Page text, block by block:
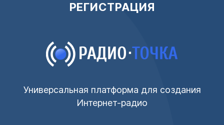
РЕГИСТРАЦИЯ
Универсальная платформа для создания
Интернет-радио